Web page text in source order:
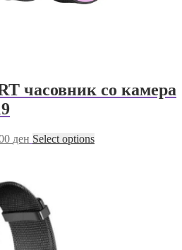
часовник со камера
ден Current
Select optionsThis